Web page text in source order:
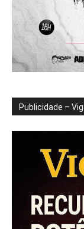
Publicidade –